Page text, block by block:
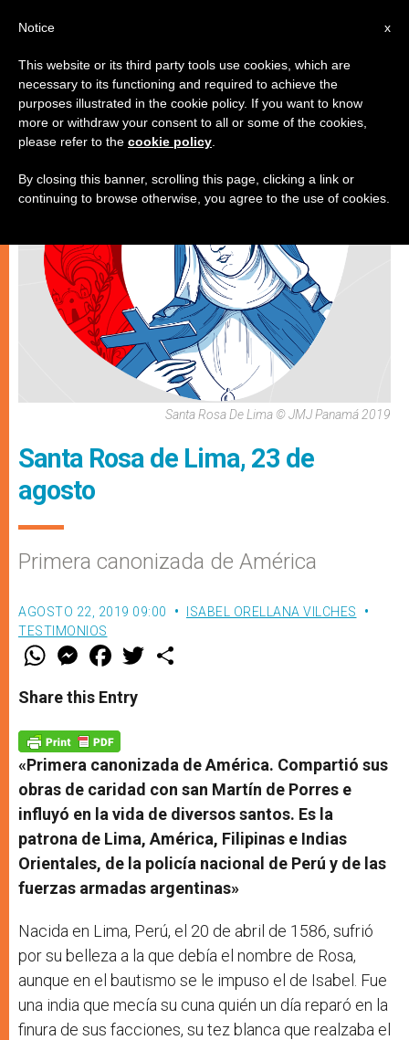
TESTIMONIOS
Santa Rosa De Lima © JMJ Panamá 2019
Santa Rosa de Lima, 23 de
agosto
Primera canonizada de América
AGOSTO 22, 2019 09:00
ISABEL ORELLANA VILCHES
TESTIMONIOS
W
t
s
p
p
M
e
s
e
g
e
r
F
a
e
b
o
k
w
Share this Entry
«Primera canonizada de América. Compartió sus
obras de caridad con san Martín de Porres e
influyó en la vida de diversos santos. Es la
patrona de Lima, América, Filipinas e Indias
Orientales, de la policía nacional de Perú y de las
fuerzas armadas argentinas»
Nacida en Lima, Perú, el 20 de abril de 1586, sufrió
por su belleza a la que debía el nombre de Rosa,
aunque en el bautismo se le impuso el de Isabel. Fue
una india que mecía su cuna quién un día reparó en la
finura de sus facciones, su tez blanca que realzaba el
x
Notice
This website or its third party tools use cookies, which are
necessary to its functioning and required to achieve the
purposes illustrated in the cookie policy. If you want to know
more or withdraw your consent to all or some of the cookies,
please refer to the cookie policy
By closing this banner, scrolling this page, clicking a link or
continuing to browse otherwise, you agree to the use of cookies.